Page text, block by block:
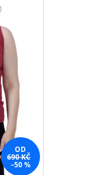
OD
690 KČ
–50 %